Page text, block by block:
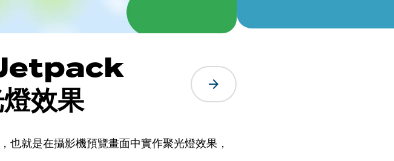
效果
arrow_forward
也就是在攝影機預覽畫面中實作聚光燈效果，